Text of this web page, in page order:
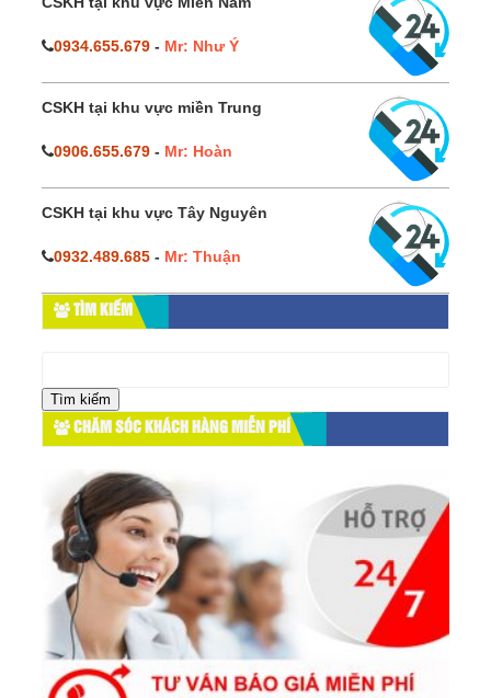
0934.655.679 - Mr: Như Ý
CSKH tại khu vực miền Trung
0906.655.679 - Mr: Hoàn
CSKH tại khu vực Tây Nguyên
0932.489.685 - Mr: Thuận
TÌM KIẾM
cho:
CHĂM SÓC KHÁCH HÀNG MIỄN PHÍ